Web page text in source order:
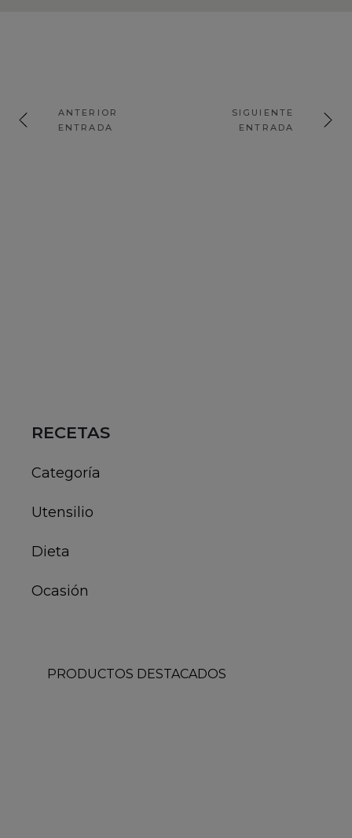
ANTERIOR
ENTRADA
SIGUIENTE
ENTRADA
RECETAS
Categoría
Utensilio
Dieta
Ocasión
PRODUCTOS DESTACADOS